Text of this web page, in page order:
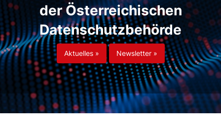
der Österreichischen
Datenschutzbehörde
Aktuelles » Newsletter »